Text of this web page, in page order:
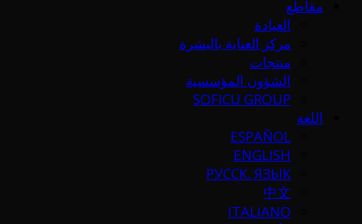
مقاطع
العيادة
مركز العناية بالبشرة
منتجات
الشؤون المؤسسية
SOFICU GROUP
اللغة
ESPAÑOL
ENGLISH
РУССК. ЯЗЫК
中文
ITALIANO